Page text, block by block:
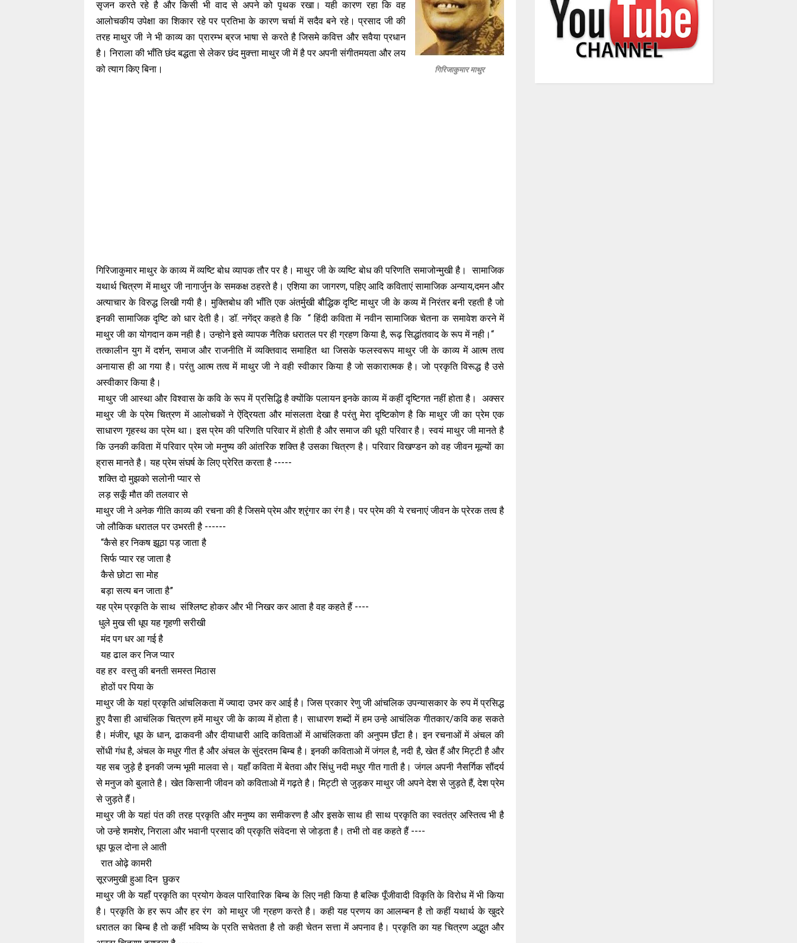
गिरिजाकुमार माथुर
सृजन करते रहे है और किसी भी वाद से अपने को पृथक रखा। यही कारण रहा कि वह
आलोचकीय उपेक्षा का शिकार रहे पर प्रतिभा के कारण चर्चा में सदैव बने रहे। प्रसाद जी की
तरह माथुर जी ने भी काव्य का प्रारम्भ ब्रज भाषा से करते है जिसमे कवित्त और सवैया प्रधान
है। निराला की भाँति छंद बद्धता से लेकर छंद मुक्त्ता माथुर जी में है पर अपनी संगीतमयता और लय
को त्याग किए बिना।
गिरिजाकुमार माथुर के काव्य में व्यष्टि बोध व्यापक तौर पर है। माथुर जी के व्यष्टि बोध की परिणति समाजोन्मुखी है। सामाजिक
यथार्थ चित्रण में माथुर जी नागार्जुन के समकक्ष ठहरते है। एशिया का जागरण, पहिए आदि कविताएं सामाजिक अन्याय,दमन और
अत्याचार के विरुद्ध लिखी गयी है। मुक्तिबोध की भाँति एक अंतर्मुखी बौद्धिक दृष्टि माथुर जी के कव्य में निरंतर बनी रहती है जो
इनकी सामाजिक दृष्टि को धार देती है। डॉ. नगेंद्र कहते है कि “ हिंदी कविता में नवीन सामाजिक चेतना क समावेश करने में
माथुर जी का योगदान कम नही है। उन्होने इसे व्यापक नैतिक धरातल पर ही ग्रहण किया है, रूढ़ सिद्धांतवाद के रूप में नही।“
तत्कालीन युग में दर्शन, समाज और राजनीति में व्यक्तिवाद समाहित था जिसके फलस्वरूप माथुर जी के काव्य में आत्म तत्व
अनायास ही आ गया है। परंतु आत्म तत्व में माथुर जी ने वही स्वीकार किया है जो सकारात्मक है। जो प्रकृति विरूद्ध है उसे
अस्वीकार किया है।
माथुर जी आस्था और विश्वास के कवि के रूप में प्रसिद्धि है क्योंकि पलायन इनके काव्य में कहीं दृष्टिगत नहीं होता है। अक्सर
माथुर जी के प्रेम चित्रण में आलोचकों ने ऐंद्रियता और मांसलता देखा है परंतु मेरा दृष्टिकोण है कि माथुर जी का प्रेम एक
साधारण गृहस्थ का प्रेम था। इस प्रेम की परिणति परिवार में होती है और समाज की धूरी परिवार है। स्वयं माथुर जी मानते है
कि उनकी कविता में परिवार प्रेम जो मनुष्य की आंतरिक शक्ति है उसका चित्रण है। परिवार विखण्डन को वह जीवन मूल्यों का
ह्रास मानते है। यह प्रेम संघर्ष के लिए प्रेरित करता है -----
शक्ति दो मुझको सलोनी प्यार से
लड़ सकूँ मौत की तलवार से
माथुर जी ने अनेक गीति काव्य की रचना की है जिसमे प्रेम और श्रृंगार का रंग है। पर प्रेम की ये रचनाएं जीवन के प्रेरक तत्व है
जो लौकिक धरातल पर उभरती है ------
“कैसे हर निकष झूठा पड़ जाता है
सिर्फ प्यार रह जाता है
कैसे छोटा सा मोह
बड़ा सत्य बन जाता है”
यह प्रेम प्रकृति के साथ संश्लिष्ट होकर और भी निखर कर आता है वह कहते हैं ----
धुले मुख सी धूप यह गृहणी सरीखी
मंद पग धर आ गई है
यह ढाल कर निज प्यार
वह हर वस्तु की बनती समस्त मिठास
होठों पर पिया के
माथुर जी के यहां प्रकृति आंचलिकता में ज्यादा उभर कर आई है। जिस प्रकार रेणु जी आंचलिक उपन्यासकार के रुप में प्रसिद्ध
हुए वैसा ही आचंलिक चित्रण हमें माथुर जी के काव्य में होता है। साधारण शब्दों में हम उन्हे आचंलिक गीतकार/कवि कह सकते
है। मंजीर, धूप के धान, ढाकवनी और दीयाधारी आदि कविताओं में आचंलिकता की अनुपम छँटा है। इन रचनाओं में अंचल की
सोंधी गंध है, अंचल के मधुर गीत है और अंचल के सुंदरतम बिम्ब है। इनकी कविताओ में जंगल है, नदी है, खेत हैं और मिट्टी है और
यह सब जुड़े है इनकी जन्म भूमी मालवा से। यहाँ कविता में बेतवा और सिंधु नदी मधुर गीत गाती है। जंगल अपनी नैसर्गिक सौंदर्य
से मनुज को बुलाते है। खेत किसानी जीवन को कविताओ में गढ़ते है। मिट्टी से जुड़कर माथुर जी अपने देश से जुड़ते हैं, देश प्रेम
से जुड़ते हैं।
माथुर जी के यहां पंत की तरह प्रकृति और मनुष्य का समीकरण है और इसके साथ ही साथ प्रकृति का स्वतंत्र अस्तित्व भी है
जो उन्हे शमशेर, निराला और भवानी प्रसाद की प्रकृति संवेदना से जोड़ता है। तभी तो वह कहते हैं ----
धूप फूल दोना ले आती
रात ओढ़े कामरी
सूरजमुखी हुआ दिन छुकर
माथुर जी के यहाँ प्रकृति का प्रयोग केवल पारिवारिक बिम्ब के लिए नही किया है बल्कि पूँजीवादी विकृति के विरोध में भी किया
है। प्रकृति के हर रूप और हर रंग को माथुर जी ग्रहण करते है। कही यह प्रणय का आलम्बन है तो कहीं यथार्थ के खुदरे
धरातल का बिम्ब है तो कहीं भविष्य के प्रति सचेतता है तो कही चेतन सत्ता में अपनाव है। प्रकृति का यह चित्रण अद्भुत और